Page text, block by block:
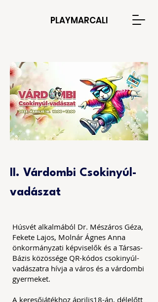
PLAYMARCALI
II. Várdombi Csokinyúl-
vadászat
Húsvét alkalmából Dr. Mészáros Géza,
Fekete Lajos, Molnár Ágnes Anna
önkormányzati képviselők és a Társas-
Bázis közössége QR-kódos csokinyúl-
vadászatra hívja a város és a várdombi
gyermeket.
A keresőjátékhoz április18-án, délelőtt